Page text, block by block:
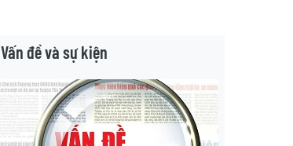
Vấn đề và sự kiện